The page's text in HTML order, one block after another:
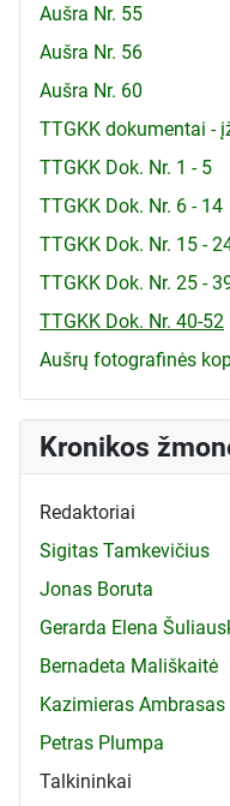
Aušra Nr. 55
Aušra Nr. 56
Aušra Nr. 60
TTGKK dokumentai -
TTGKK Dok. Nr. 1 - 5
TTGKK Dok. Nr. 6 - 14
TTGKK Dok. Nr. 15 -
TTGKK Dok. Nr. 25 -
TTGKK Dok. Nr. 40-52
Aušrų fotografinės
Kronikos
Redaktoriai
Sigitas Tamkevičius
Jonas Boruta
Gerarda Elena
Bernadeta Mališkaitė
Kazimieras Ambrasas
Petras Plumpa
Talkininkai